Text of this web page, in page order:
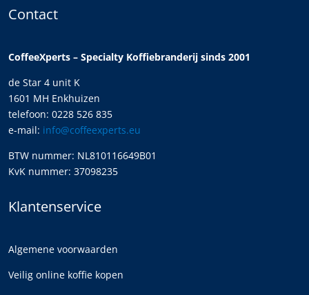
Contact
CoffeeXperts – Specialty Koffiebranderij sinds 2001
de Star 4 unit K
1601 MH Enkhuizen
telefoon: 0228 526 835
e-mail: info@coffeexperts.eu
BTW nummer: NL810116649B01
KvK nummer: 37098235
Klantenservice
Algemene voorwaarden
Veilig online koffie kopen